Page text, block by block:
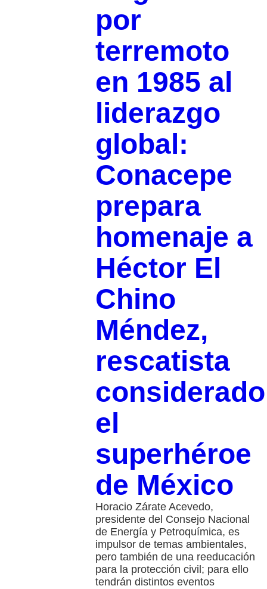
por
terremoto
en 1985 al
liderazgo
global:
Conacepe
prepara
homenaje a
Héctor El
Chino
Méndez,
rescatista
considerado
el
superhéroe
de México
Horacio Zárate Acevedo,
presidente del Consejo Nacional
de Energía y Petroquímica, es
impulsor de temas ambientales,
pero también de una reeducación
para la protección civil; para ello
tendrán distintos eventos